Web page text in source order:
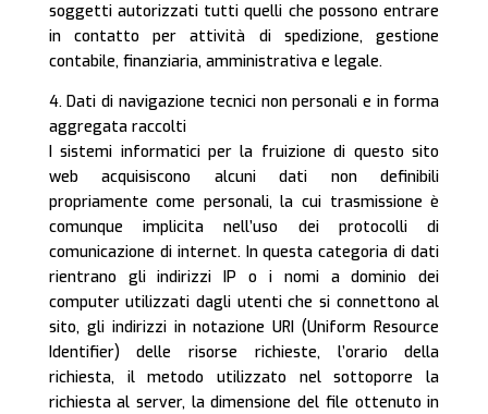
soggetti autorizzati tutti quelli che possono entrare
in contatto per attività di spedizione, gestione
contabile, finanziaria, amministrativa e legale.
4. Dati di navigazione tecnici non personali e in forma
aggregata raccolti
I sistemi informatici per la fruizione di questo sito
web acquisiscono alcuni dati non definibili
propriamente come personali, la cui trasmissione è
comunque implicita nell’uso dei protocolli di
comunicazione di internet. In questa categoria di dati
rientrano gli indirizzi IP o i nomi a dominio dei
computer utilizzati dagli utenti che si connettono al
sito, gli indirizzi in notazione URI (Uniform Resource
Identifier) delle risorse richieste, l’orario della
richiesta, il metodo utilizzato nel sottoporre la
richiesta al server, la dimensione del file ottenuto in